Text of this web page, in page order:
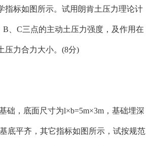
指标如图所示。试用朗肯土压力理论计
、C三点的主动土压力强度，及作用在
压力合力大小。(8分)
，底面尺寸为l×b=5m×3m，基础埋深
底平齐，其它指标如图所示，试按规范